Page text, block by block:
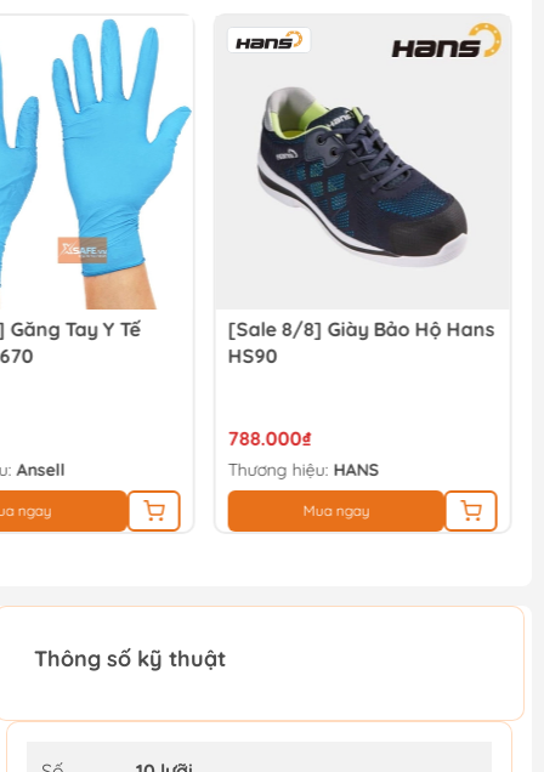
Tay Y Tế
Ansell
ngay
[Sale 8/8] Giày Bảo Hộ Hans
HS90
788.000₫
Thương hiệu: HANS
Mua ngay
Thông số kỹ thuật